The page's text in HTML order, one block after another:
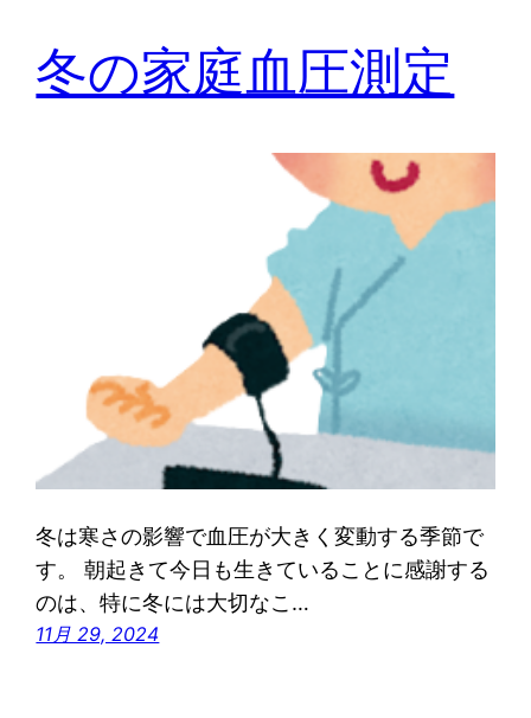
冬の家庭血圧測定
冬は寒さの影響で血圧が大きく変動する季節で
す。 朝起きて今日も生きていることに感謝する
のは、特に冬には大切なこ…
11月 29, 2024